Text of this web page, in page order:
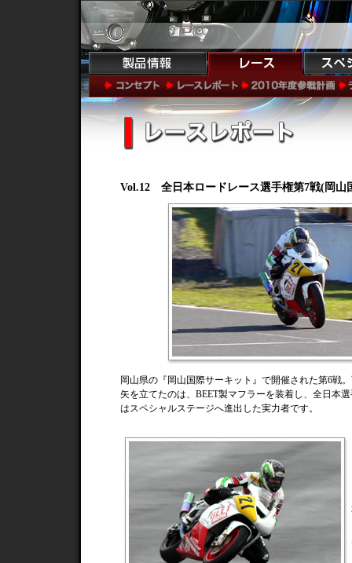
Vol.12 全日本ロードレース選手権第7戦(岡山
岡山県の『岡山国際サーキット』で開催された第6戦
矢を立てたのは、BEET製マフラーを装着し、全日本
はスペシャルステージへ進出した実力者です。